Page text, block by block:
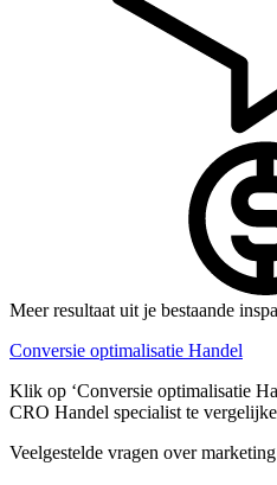
Meer resultaat uit je bestaande
Conversie optimalisatie Handel
Klik op ‘Conversie optimalisatie
CRO Handel specialist te
Veelgestelde vragen over marketing